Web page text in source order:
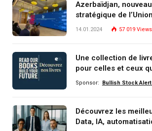
Azerbaïdjan,
stratégique de
14.01.2024 57 019 Views
Une collection de
pour celles et ceux
comprendre, investir
Sponsor: Bullish Stock
Découvrez les
Data, IA,